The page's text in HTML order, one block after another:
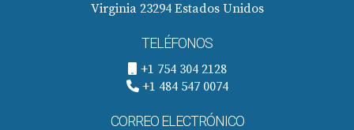
Virginia 23294 Estados Unidos
TELÉFONOS
+1 754 304 2128
+1 484 547 0074
CORREO ELECTRÓNICO